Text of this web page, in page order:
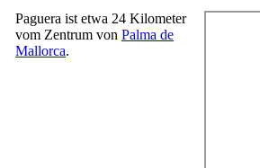
Paguera ist etwa 24 Kilometer
vom Zentrum von Palma de
Mallorca.